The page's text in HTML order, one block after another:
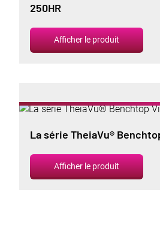
250HR
Afficher le produit
La série TheiaVu®
Afficher le produit